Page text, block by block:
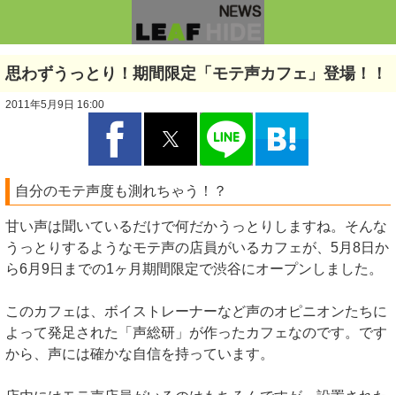
思わずうっとり！期間限定「モテ声カフェ」登場！！
2011年5月9日 16:00
自分のモテ声度も測れちゃう！？
甘い声は聞いているだけで何だかうっとりしますね。そんな
うっとりするようなモテ声の店員がいるカフェが、5月8日か
ら6月9日までの1ヶ月期間限定で渋谷にオープンしました。
このカフェは、ボイストレーナーなど声のオピニオンたちに
よって発足された「声総研」が作ったカフェなのです。です
から、声には確かな自信を持っています。